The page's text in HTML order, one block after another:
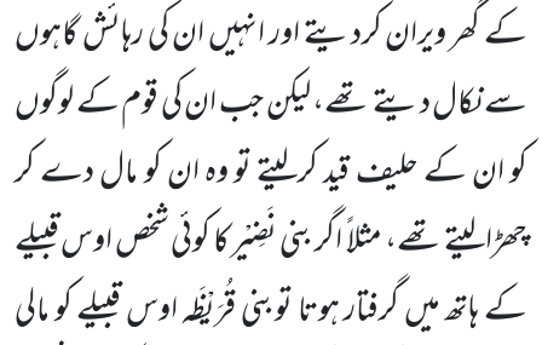
کے گھر ویرانکردیتے اور انہیں ان کی رہائش گاہوں
سے نکال دیتے تھے، لیکن جب ان کی قوم کے لوگوں
کو ان کے حلیف قید کرلیتے تو وہ ان کو مال دے کر
چھڑالیتے تھے، مثلا ً اگر بنی نَضِیْر کا کوئی شخص اوس قبیلے
کے ہاتھ میں گرفتار ہوتا توبنی قُرَیْظَہ اوس قبیلے کو مالی